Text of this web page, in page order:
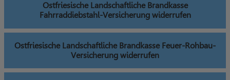
Ostfriesische Landschaftliche Brandkasse
Fahrraddiebstahl-Versicherung widerrufen
Ostfriesische Landschaftliche Brandkasse Feuer-Rohbau-
Versicherung widerrufen